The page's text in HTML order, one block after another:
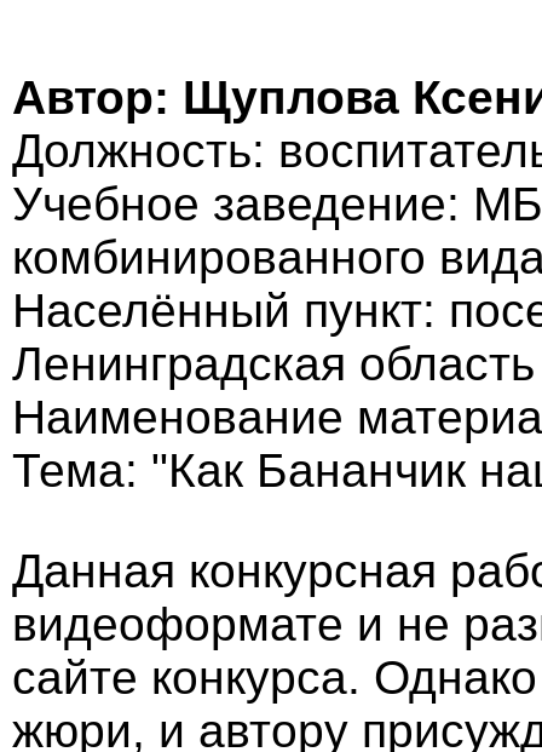
Автор: Щуплова
Должность:
Учебное заведение:
комбинированного
Населённый пункт:
Ленинградская область
Наименование
Тема: "Как Бананчик
Данная конкурсная
видеоформате и не
сайте конкурса.
жюри, и автору